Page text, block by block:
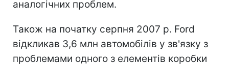
аналогічних проблем.
Також на початку серпня 2007 р. Ford
відкликав 3,6 млн автомобілів у зв'язку з
проблемами одного з елементів коробки